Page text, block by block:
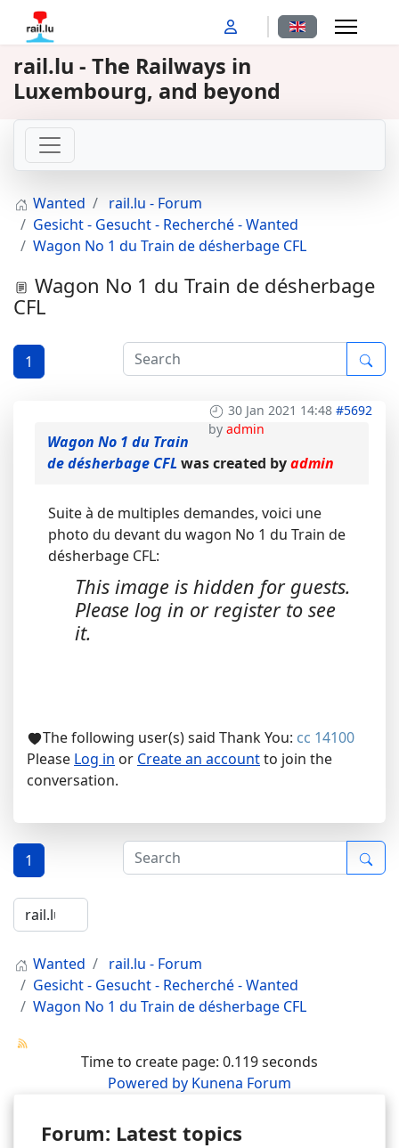
Select your
rail.lu - The Railways in
Luxembourg, and beyond
Wanted
rail.lu - Forum
Gesicht - Gesucht - Recherché - Wanted
Wagon No 1 du Train de désherbage CFL
Wagon No 1 du Train de désherbage
CFL
1
30 Jan 2021 14:48 #5692
by admin
Wagon No 1 du Train
de désherbage CFLwas created byadmin
Suite à de multiples demandes, voici une
photo du devant du wagon No 1 du Train de
désherbage CFL:
This image is hidden for guests.
Please log in or register to see
it.
The following user(s) said Thank You: cc 14100
Please Log in or Create an accountto join the
conversation.
1
Wanted
rail.lu - Forum
Gesicht - Gesucht - Recherché - Wanted
Wagon No 1 du Train de désherbage CFL
Time to create page: 0.119 seconds
Powered by Kunena Forum
Forum: Latest topics